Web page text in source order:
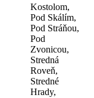
Kostolom,
Pod Skálím,
Pod Stráňou,
Pod
Zvonicou,
Stredná
Roveň,
Stredné
Hrady,